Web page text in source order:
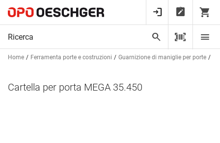
Home Ferramenta porte e costruzioni Guarnizione di maniglie per porte
Cartella per porta MEGA 35.450